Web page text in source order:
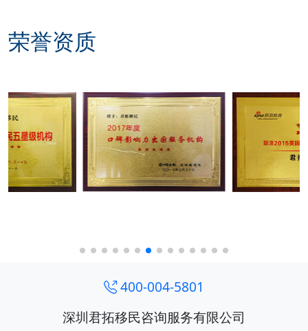
荣誉资质
400-004-5801
深圳君拓移民咨询服务有限公司